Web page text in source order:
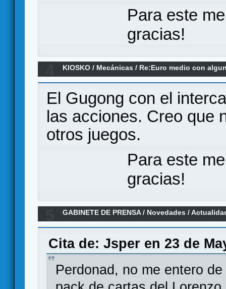
Para este
gracias!
KIOSKO / Mecánicas / Re:Euro medio con
El Gugong con el
las acciones. Creo que
otros juegos.
Para este
gracias!
GABINETE DE PRENSA/ Novedades /
Cita de: Jsper en 23 de
Perdonad, no me entero